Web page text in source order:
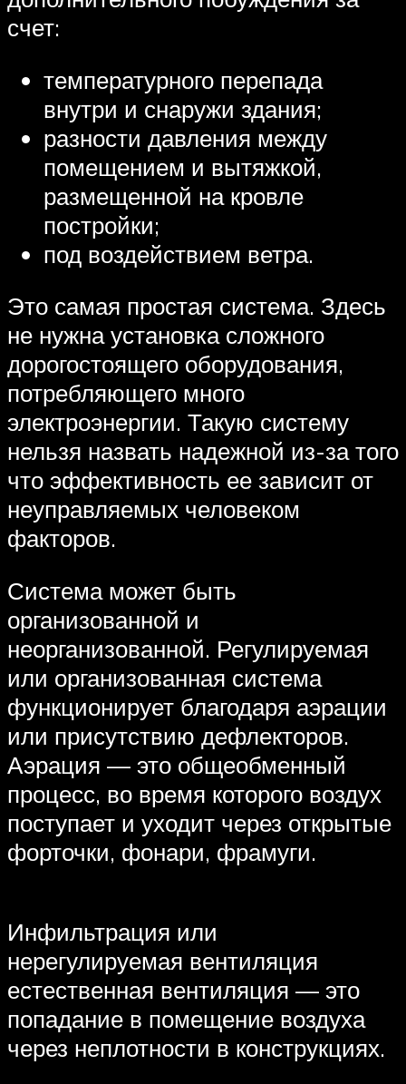
счет:
температурного перепада
внутри и снаружи здания;
разности давления между
помещением и вытяжкой‚
размещенной на кровле
постройки;
под воздействием ветра.
Это самая простая система. Здесь
не нужна установка сложного
дорогостоящего оборудования‚
потребляющего много
электроэнергии. Такую систему
нельзя назвать надежной из-за того
что эффективность ее зависит от
неуправляемых человеком
факторов.
Система может быть
организованной и
неорганизованной. Регулируемая
или организованная система
функционирует благодаря аэрации
или присутствию дефлекторов.
Аэрация — это общеобменный
процесс, во время которого воздух
поступает и уходит через открытые
форточки‚ фонари‚ фрамуги.
Инфильтрация или
нерегулируемая вентиляция
естественная вентиляция — это
попадание в помещение воздуха
через неплотности в конструкциях.